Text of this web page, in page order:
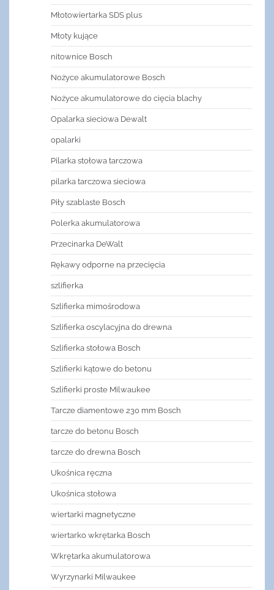
Młotowiertarka SDS plus
Młoty kujące
nitownice Bosch
Nożyce akumulatorowe Bosch
Nożyce akumulatorowe do cięcia blachy
Opalarka sieciowa Dewalt
opalarki
Pilarka stołowa tarczowa
pilarka tarczowa sieciowa
Piły szablaste Bosch
Polerka akumulatorowa
Przecinarka DeWalt
Rękawy odporne na przecięcia
szlifierka
Szlifierka mimośrodowa
Szlifierka oscylacyjna do drewna
Szlifierka stołowa Bosch
Szlifierki kątowe do betonu
Szlifierki proste Milwaukee
Tarcze diamentowe 230 mm Bosch
tarcze do betonu Bosch
tarcze do drewna Bosch
Ukośnica ręczna
Ukośnica stołowa
wiertarki magnetyczne
wiertarko wkrętarka Bosch
Wkrętarka akumulatorowa
Wyrzynarki Milwaukee